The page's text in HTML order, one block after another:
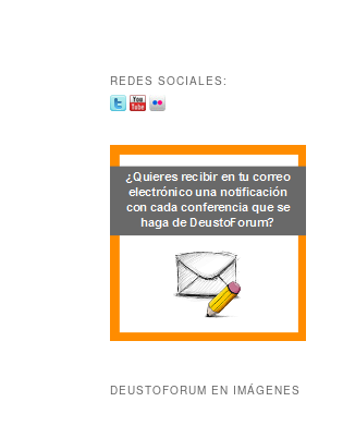
REDES SOCIALES:
DEUSTOFORUM EN IMÁGENES